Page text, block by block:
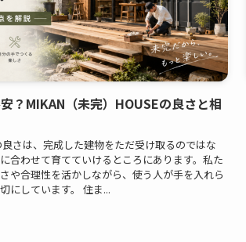
？MIKAN（未完）HOUSEの良さと相
良さは、完成した建物をただ受け取るのではな
合わせて育てていけるところにあります。私た
や合理性を活かしながら、使う人が手を入れら
にしています。 住ま...